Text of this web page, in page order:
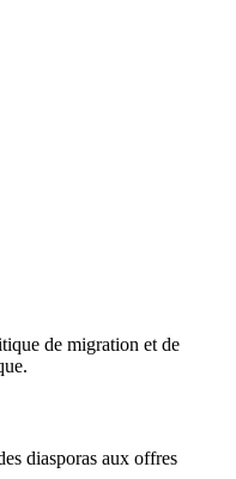
de migration et de
diasporas aux offres